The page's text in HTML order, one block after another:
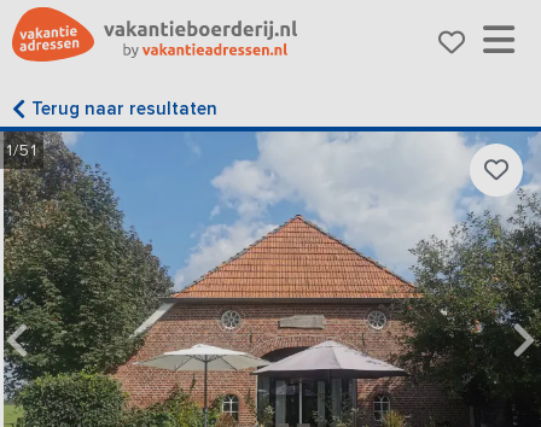
Terug naar resultaten
1/51